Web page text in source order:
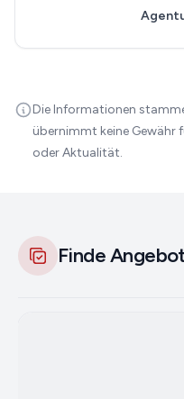
Die Informationen
übernimmt keine Gewähr
oder Aktualität.
Finde